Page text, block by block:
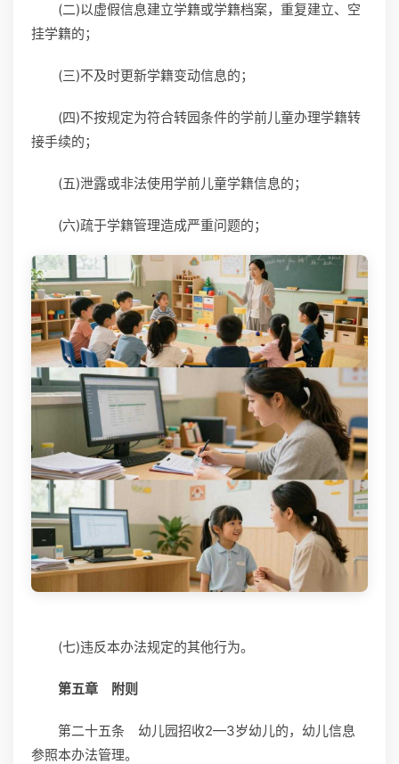
(二)以虚假信息建立学籍或学籍档案，重复建立、空
挂学籍的；
(三)不及时更新学籍变动信息的；
(四)不按规定为符合转园条件的学前儿童办理学籍转
接手续的；
(五)泄露或非法使用学前儿童学籍信息的；
(六)疏于学籍管理造成严重问题的；
(七)违反本办法规定的其他行为。
第五章 附则
第二十五条 幼儿园招收2—3岁幼儿的，幼儿信息
参照本办法管理。